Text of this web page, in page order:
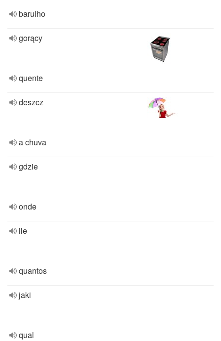
barulho
gorący
quente
deszcz
a chuva
gdzie
onde
ile
quantos
jaki
qual